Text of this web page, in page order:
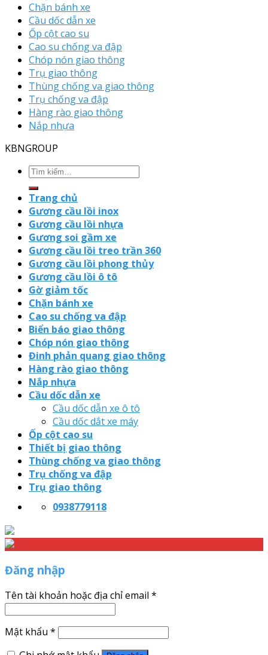
Chặn bánh xe
Cầu dốc dẫn xe
Ốp cột cao su
Cao su chống va đập
Chóp nón giao thông
Trụ giao thông
Thùng chống va giao thông
Trụ chống va đập
Hàng rào giao thông
Nắp nhựa
KBNGROUP
Trang chủ
Gương cầu lồi inox
Gương cầu lồi nhựa
Gương soi gầm xe
Gương cầu lồi treo trần 360
Gương cầu lồi phong thủy
Gương cầu lồi ô tô
Gờ giảm tốc
Chặn bánh xe
Cao su chống va đập
Biển báo giao thông
Chóp nón giao thông
Đinh phản quang giao thông
Hàng rào giao thông
Nắp nhựa
Cầu dốc dẫn xe
Cầu dốc dẫn xe ô tô
Cầu dốc dắt xe máy
Ốp cột cao su
Thiết bị giao thông
Thùng chống va giao thông
Trụ chống va đập
Trụ giao thông
0938779118
Đăng nhập
Tên tài khoản hoặc địa chỉ email *
Mật khẩu *